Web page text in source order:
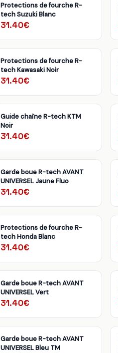
Protections de fourche R-
tech Suzuki Blanc
31.40€
Protections de fourche R-
tech Kawasaki Noir
31.40€
Guide chaîne R-tech KTM
Noir
31.40€
Garde boue R-tech AVANT
UNIVERSEL Jaune Fluo
31.40€
Protections de fourche R-
tech Honda Blanc
31.40€
Garde boue R-tech AVANT
UNIVERSEL Vert
31.40€
Garde boue R-tech AVANT
UNIVERSEL Bleu TM